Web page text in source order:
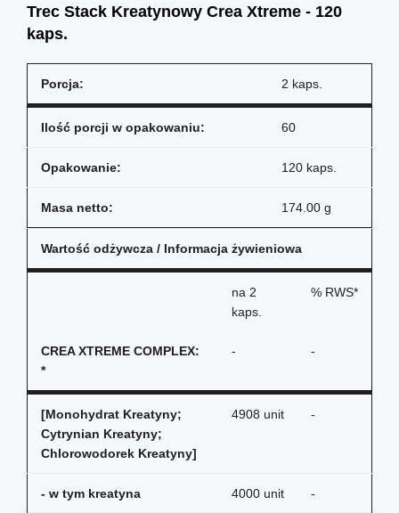
Trec Stack Kreatynowy Crea Xtreme - 120
kaps.
Porcja: 2 kaps.
Ilość porcji w opakowaniu: 60
Opakowanie: 120 kaps.
Masa netto: 174.00 g
Wartość odżywcza / Informacja żywieniowa
na 2
kaps.
% RWS*
CREA XTREME COMPLEX:
*
- -
[Monohydrat Kreatyny;
Cytrynian Kreatyny;
Chlorowodorek Kreatyny]
4908 unit -
- w tym kreatyna 4000 unit
-